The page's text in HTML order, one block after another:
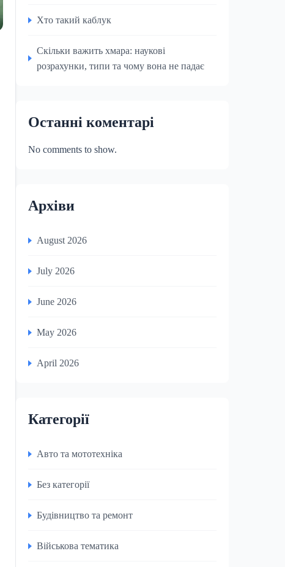
Хто такий каблук
Скільки важить хмара: наукові
розрахунки, типи та чому вона не падає
Останні коментарі
No comments to show.
Архіви
August 2026
July 2026
June 2026
May 2026
April 2026
Категорії
Авто та мототехніка
Без категорії
Будівництво та ремонт
Військова тематика